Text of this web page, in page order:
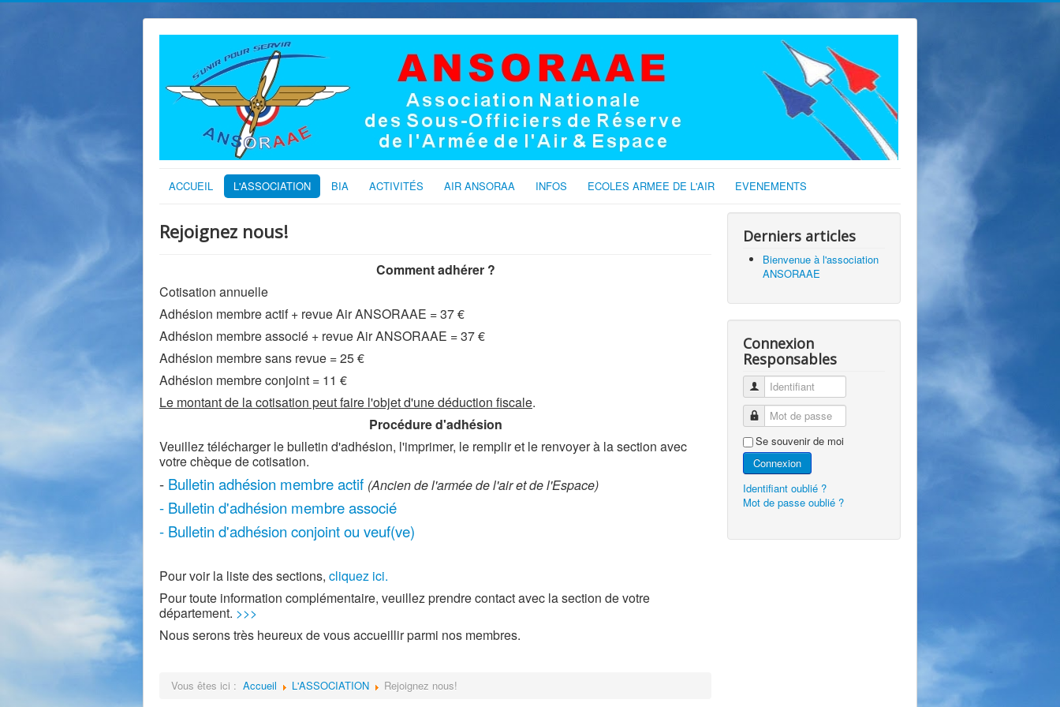
ACCUEIL L'ASSOCIATION BIA ACTIVITÉS AIR ANSORAA INFOS ECOLES ARMEE DE L'AIR EVENEMENTS
Rejoignez nous!
Comment adhérer ?
Cotisation annuelle
Adhésion membre actif + revue Air ANSORAAE = 37 €
Adhésion membre associé + revue Air ANSORAAE = 37 €
Adhésion membre sans revue = 25 €
Adhésion membre conjoint = 11 €
Le montant de la cotisation peut faire l'objet d'une déduction fiscale.
Procédure d'adhésion
Veuillez télécharger le bulletin d'adhésion, l'imprimer, le remplir et le renvoyer à la section avec
votre chèque de cotisation.
- Bulletin adhésion membre actif (Ancien de l'armée de l'air et de l'Espace)
- Bulletin d'adhésion membre associé
- Bulletin d'adhésion conjoint ou veuf(ve)
Pour voir la liste des sections, cliquez ici.
Pour toute information complémentaire, veuillez prendre contact avec la section de votre
département. >>>
Nous serons très heureux de vous accueillir parmi nos membres.
Vous êtes ici : Accueil L'ASSOCIATION Rejoignez nous!
Derniers articles
Bienvenue à l'association
ANSORAAE
Connexion
Responsables
Identifiant
Mot de passe
Se souvenir de moi
Connexion
Identifiant oublié ?
Mot de passe oublié ?